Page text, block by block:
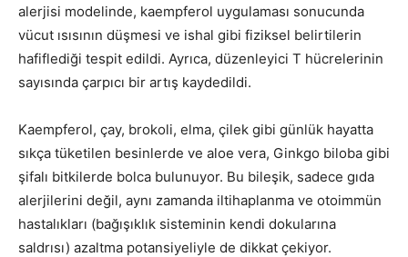
alerjisi modelinde, kaempferol uygulaması sonucunda
vücut ısısının düşmesi ve ishal gibi fiziksel belirtilerin
hafiflediği tespit edildi. Ayrıca, düzenleyici T hücrelerinin
sayısında çarpıcı bir artış kaydedildi.
Kaempferol, çay, brokoli, elma, çilek gibi günlük hayatta
sıkça tüketilen besinlerde ve aloe vera, Ginkgo biloba gibi
şifalı bitkilerde bolca bulunuyor. Bu bileşik, sadece gıda
alerjilerini değil, aynı zamanda iltihaplanma ve otoimmün
hastalıkları (bağışıklık sisteminin kendi dokularına
saldrısı) azaltma potansiyeliyle de dikkat çekiyor.